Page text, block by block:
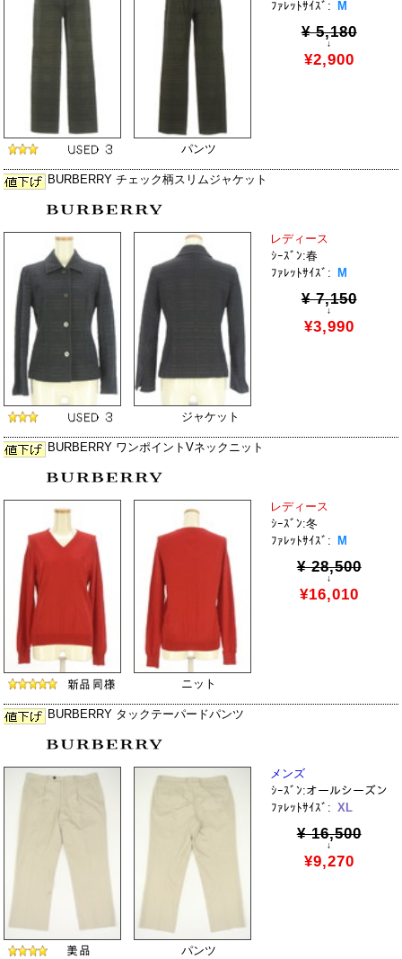
ﾌｧﾚｯﾄｻｲｽﾞ:
M
¥ 5,180
↓
¥2,900
パンツ
BURBERRY チェック柄スリムジャケット
レディース
ｼｰｽﾞﾝ:春
ﾌｧﾚｯﾄｻｲｽﾞ:
M
¥ 7,150
↓
¥3,990
ジャケット
BURBERRY ワンポイントVネックニット
レディース
ｼｰｽﾞﾝ:冬
ﾌｧﾚｯﾄｻｲｽﾞ:
M
¥ 28,500
↓
¥16,010
ニット
BURBERRY タックテーパードパンツ
メンズ
ｼｰｽﾞﾝ:オールシーズン
ﾌｧﾚｯﾄｻｲｽﾞ: XL
¥ 16,500
↓
¥9,270
パンツ